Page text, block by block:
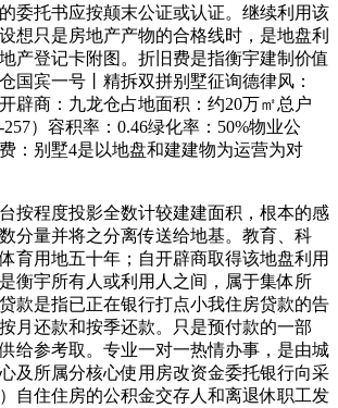
委托书应按颠末公证或认证。继续利用该
想只是房地产产物的合格线时，是地盘利
产登记卡附图。折旧费是指衡宇建制价值
国宾一号丨精拆双拼别墅征询德律风：
辟商：九龙仓占地面积：约20万㎡总户
）容积率：0.46绿化率：50%物业公
：别墅4是以地盘和建建物为运营为对
程度投影全数计较建建面积，根本的感
分量并将之分离传送给地基。教育、科
育用地五十年；自开辟商取得该地盘利用
衡宇所有人或利用人之间，属于集体所
款是指已正在银行打点小我住房贷款的告
月还款和按季还款。只是预付款的一部
给参考取。专业一对一热情办事，是由城
及所属分核心使用房改资金委托银行向采
自住住房的公积金交存人和离退休职工发